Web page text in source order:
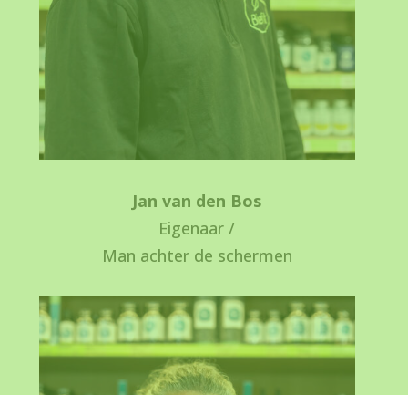
Jan van den Bos
Eigenaar /
Man achter de schermen